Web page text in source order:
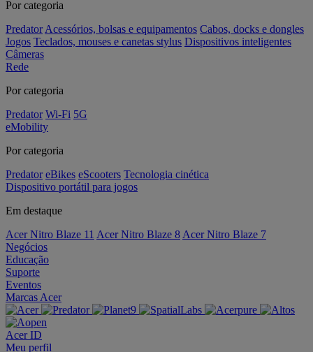
Por categoria
Predator Acessórios, bolsas e equipamentos Cabos, docks e dongles
Jogos Teclados, mouses e canetas stylus Dispositivos inteligentes
Câmeras
Rede
Por categoria
Predator Wi-Fi 5G
eMobility
Por categoria
Predator eBikes eScooters Tecnologia cinética
Dispositivo portátil para jogos
Em destaque
Acer Nitro Blaze 11 Acer Nitro Blaze 8 Acer Nitro Blaze 7
Negócios
Educação
Suporte
Eventos
Marcas Acer
Acer ID
Meu perfil